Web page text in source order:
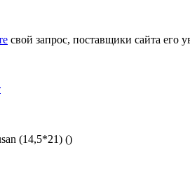
свой запрос, поставщики сайта его
(14,5*21) ()